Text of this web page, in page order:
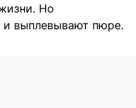
Но
и выплевывают пюре.